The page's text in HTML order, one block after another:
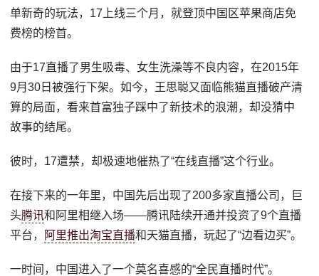
单新奇的玩法，17上线三个月，就登顶中国区苹果商店免
费榜的榜首。
由于17直播了男生吸毒、女生洗澡等不良内容，在2015年
9月30日被强行下架。如今，王思聪又面临熊猫直播破产清
算的局面，看来首富独子踩中了新技术的浪潮，却没猜中
故事的结尾。
彼时，17遭禁，却极速地催热了“在线直播”这个行业。
在接下来的一年里，中国先后出现了200多家直播公司，巨
头腾讯和阿里相继入场——腾讯陆续开通并投资了9个直播
平台，
阿里推出淘宝直播和天猫直播，玩起了“边看边买”。
一时间，中国进入了一个莫名喜感的“全民直播时代”。